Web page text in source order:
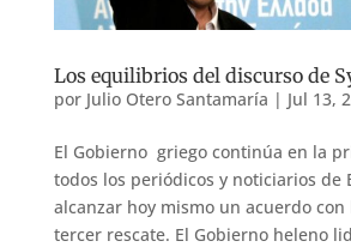
Los equilibrios del discurso de
por Julio Otero Santamaría | Jul 13,
El Gobierno griego continúa en la
todos los periódicos y noticiarios de
alcanzar hoy mismo un acuerdo con
tercer rescate. El Gobierno heleno